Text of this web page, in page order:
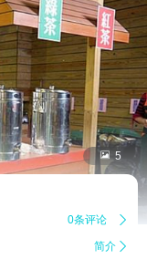
 5
0条评论 
简介 